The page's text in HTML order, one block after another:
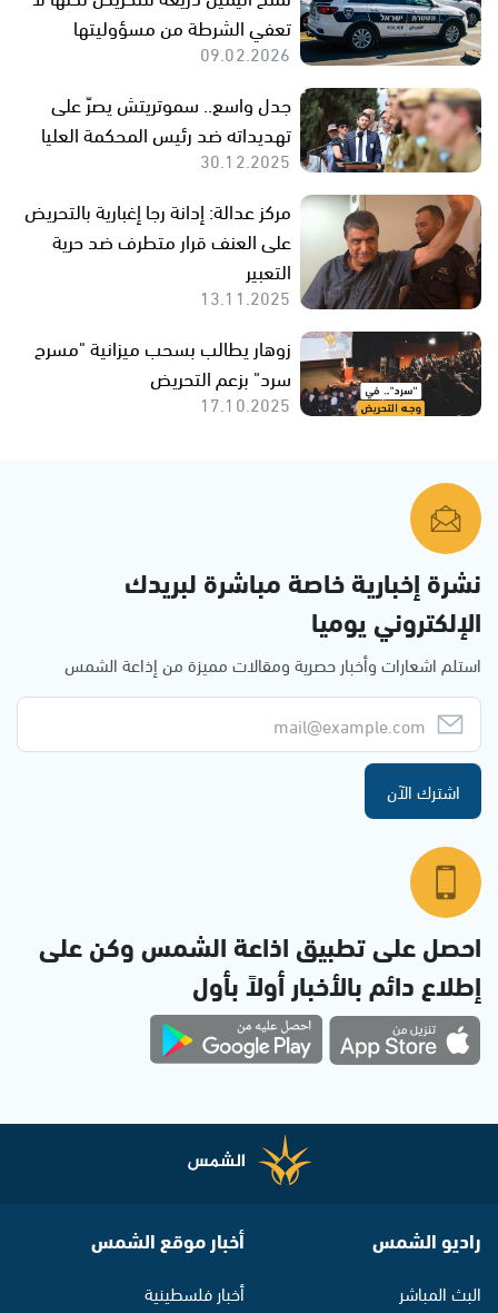
تعفي الشرطة من مسؤوليتها
09.02.2026
جدل واسع.. سموتريتش يصرّ على
تهديداته ضد رئيس المحكمة العليا
30.12.2025
مركز عدالة: إدانة رجا إغبارية بالتحريض
على العنف قرار متطرف ضد حرية
التعبير
13.11.2025
زوهار يطالب بسحب ميزانية "مسرح
سرد" بزعم التحريض
17.10.2025
نشرة إخبارية خاصة مباشرة لبريدك
الإلكتروني يوميا
استلم اشعارات وأخبار حصرية ومقالات مميزة من إذاعة الشمس
اشترك الآن
احصل على تطبيق اذاعة الشمس وكن على
إطلاع دائم بالأخبار أولاً بأول
راديو الشمس
البث المباشر
أخبار موقع الشمس
أخبار فلسطينية